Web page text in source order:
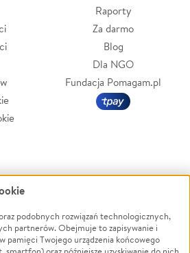
Raporty
Za darmo
Blog
Dla NGO
Fundacja Pomagam.pl
Powódź
Wichura
podobnych rozwiązań technologicznych,
partnerów. Obejmuje to zapisywanie i
pamięci Twojego urządzenia końcowego